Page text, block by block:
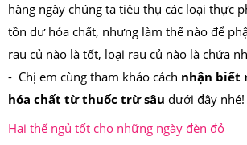
hàng ngày chúng ta tiêu thụ các loại thực
tồn dư hóa chất, nhưng làm thế nào để
rau củ nào là tốt, loại rau củ nào là chứa
- Chị em cùng tham khảo cách nhận biết
hóa chất từ thuốc trừ sâu dưới đây nhé!
Hai thế ngủ tốt cho những ngày đèn đỏ